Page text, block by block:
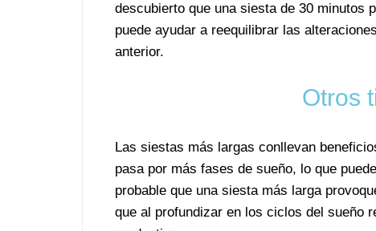
descubierto que una siesta de 30 minutos
puede ayudar a reequilibrar las
anterior.
Otros
Las siestas más largas conllevan
pasa por más fases de sueño, lo que
probable que una siesta más larga
que al profundizar en los ciclos del sueño